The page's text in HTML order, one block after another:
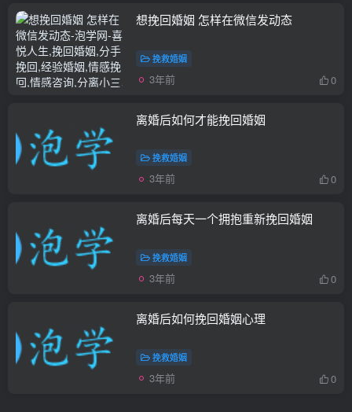
想挽回婚姻 怎样在微信发动态
挽救婚姻
3年前 0
离婚后如何才能挽回婚姻
挽救婚姻
3年前 0
离婚后每天一个拥抱重新挽回婚姻
挽救婚姻
3年前 0
离婚后如何挽回婚姻心理
挽救婚姻
3年前 0